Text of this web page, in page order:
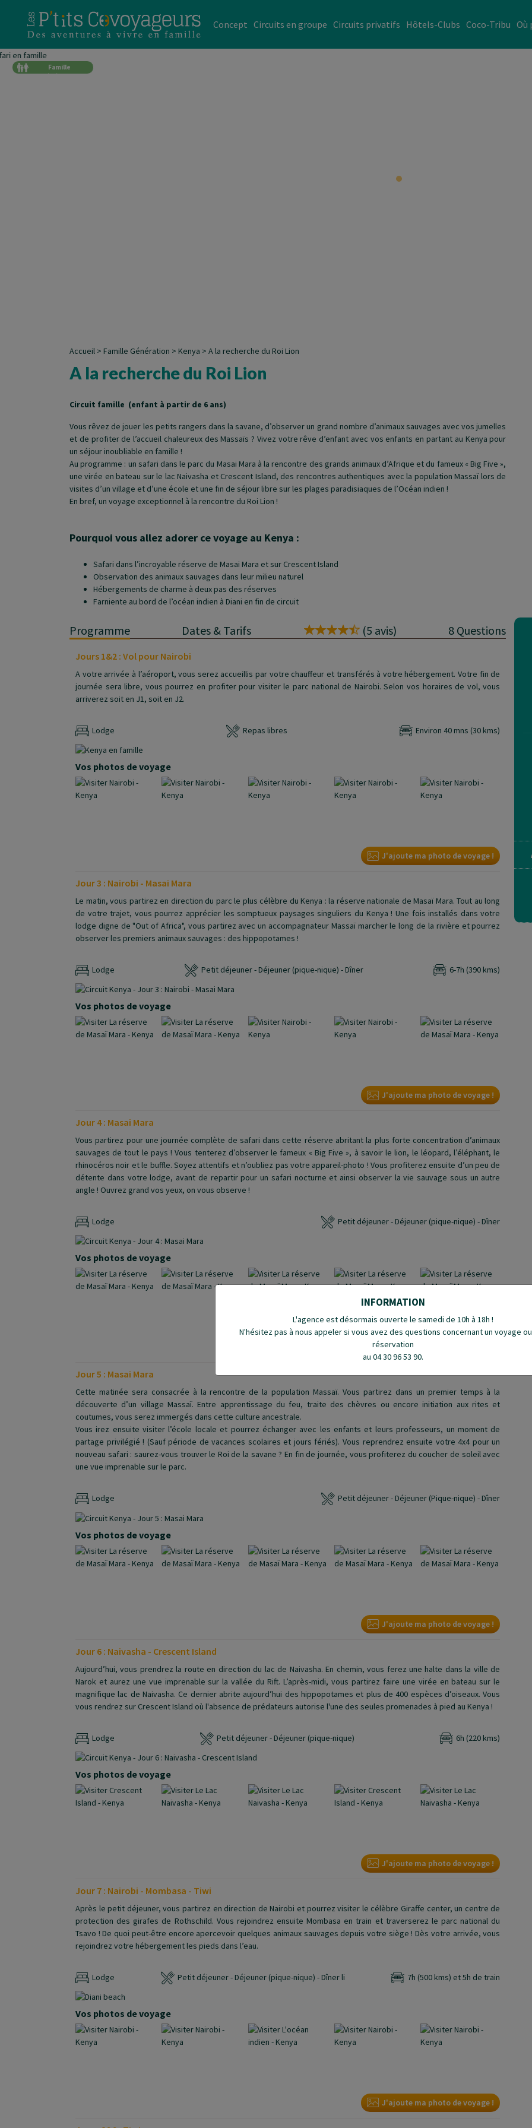
INFORMATION
L'agence est désormais ouverte le samedi de 10h à 18h !
N'hésitez pas à nous appeler si vous avez des questions concernant un voyage
réservation
au 04 30 96 53 90.
Concept Circuits en groupe Circuits privatifs Hôtels-Clubs Coco-Tribu Où
Famille
Accueil > Famille Génération > Kenya > A la recherche du Roi Lion
A la recherche du Roi Lion
Circuit famille (enfant à partir de 6 ans)
Vous rêvez de jouer les petits rangers dans la savane, d’observer un grand nombre d’animaux sauvages avec vos jumelles
et de profiter de l’accueil chaleureux des Massaïs ? Vivez votre rêve d’enfant avec vos enfants en partant au Kenya pour
un séjour inoubliable en famille !
Au programme : un safari dans le parc du Masai Mara à la rencontre des grands animaux d’Afrique et du fameux « Big Five »,
une virée en bateau sur le lac Naivasha et Crescent Island, des rencontres authentiques avec la population Massaï lors de
visites d’un village et d’une école et une fin de séjour libre sur les plages paradisiaques de l’Océan indien !
En bref, un voyage exceptionnel à la rencontre du Roi Lion !
Pourquoi vous allez adorer ce voyage au Kenya :
Safari dans l’incroyable réserve de Masai Mara et sur Crescent Island
Observation des animaux sauvages dans leur milieu naturel
Hébergements de charme à deux pas des réserves
Farniente au bord de l’océan indien à Diani en fin de circuit
Programme Dates & Tarifs (5 avis) 8 Questions
Jours 1&2 : Vol pour Nairobi
A votre arrivée à l’aéroport, vous serez accueillis par votre chauffeur et transférés à votre hébergement. Votre fin de
journée sera libre, vous pourrez en profiter pour visiter le parc national de Nairobi. Selon vos horaires de vol, vous
arriverez soit en J1, soit en J2.
Lodge Repas libres Environ 40 mns (30 kms)
Vos photos de voyage
J'ajoute ma photo de voyage !
Jour 3 : Nairobi - Masai Mara
Le matin, vous partirez en direction du parc le plus célèbre du Kenya : la réserve nationale de Masaï Mara. Tout au long
de votre trajet, vous pourrez apprécier les somptueux paysages singuliers du Kenya ! Une fois installés dans votre
lodge digne de "Out of Africa", vous partirez avec un accompagnateur Massaï marcher le long de la rivière et pourrez
observer les premiers animaux sauvages : des hippopotames !
Lodge Petit déjeuner - Déjeuner (pique-nique) - Dîner 6-7h (390 kms)
Vos photos de voyage
J'ajoute ma photo de voyage !
Jour 4 : Masai Mara
Vous partirez pour une journée complète de safari dans cette réserve abritant la plus forte concentration d’animaux
sauvages de tout le pays ! Vous tenterez d’observer le fameux « Big Five », à savoir le lion, le léopard, l’éléphant, le
rhinocéros noir et le buffle. Soyez attentifs et n’oubliez pas votre appareil-photo ! Vous profiterez ensuite d’un peu de
détente dans votre lodge, avant de repartir pour un safari nocturne et ainsi observer la vie sauvage sous un autre
angle ! Ouvrez grand vos yeux, on vous observe !
Lodge Petit déjeuner - Déjeuner (pique-nique) - Dîner
Vos photos de voyage
J'ajoute ma photo de voyage !
Jour 5 : Masai Mara
Cette matinée sera consacrée à la rencontre de la population Massaï. Vous partirez dans un premier temps à la
découverte d’un village Massaï. Entre apprentissage du feu, traite des chèvres ou encore initiation aux rites et
coutumes, vous serez immergés dans cette culture ancestrale.
Vous irez ensuite visiter l’école locale et pourrez échanger avec les enfants et leurs professeurs, un moment de
partage privilégié ! (Sauf période de vacances scolaires et jours fériés).Vous reprendrez ensuite votre 4x4 pour un
nouveau safari : saurez-vous trouver le Roi de la savane ? En fin de journée, vous profiterez du coucher de soleil avec
une vue imprenable sur le parc.
Lodge Petit déjeuner - Déjeuner (Pique-nique) - Dîner
Vos photos de voyage
J'ajoute ma photo de voyage !
Jour 6 : Naivasha - Crescent Island
Aujourd’hui, vous prendrez la route en direction du lac de Naivasha. En chemin, vous ferez une halte dans la ville de
Narok et aurez une vue imprenable sur la vallée du Rift. L’après-midi, vous partirez faire une virée en bateau sur le
magnifique lac de Naivasha. Ce dernier abrite aujourd’hui des hippopotames et plus de 400 espèces d’oiseaux. Vous
vous rendrez sur Crescent Island où l'absence de prédateurs autorise l'une des seules promenades à pied au Kenya !
Lodge Petit déjeuner - Déjeuner (pique-nique) 6h (220 kms)
Vos photos de voyage
J'ajoute ma photo de voyage !
Jour 7 : Nairobi - Mombasa - Tiwi
Après le petit déjeuner, vous partirez en direction de Nairobi et pourrez visiter le célèbre Giraffe center, un centre de
protection des girafes de Rothschild. Vous rejoindrez ensuite Mombasa en train et traverserez le parc national du
Tsavo ! De quoi peut-être encore apercevoir quelques animaux sauvages depuis votre siège ! Dès votre arrivée, vous
rejoindrez votre hébergement les pieds dans l’eau.
Lodge Petit déjeuner - Déjeuner (pique-nique) - Dîner li 7h (500 kms) et 5h de train
Vos photos de voyage
J'ajoute ma photo de voyage !